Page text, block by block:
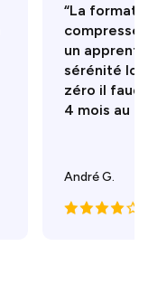
“La
un
sérénité
zéro il
4 mois au
André G.